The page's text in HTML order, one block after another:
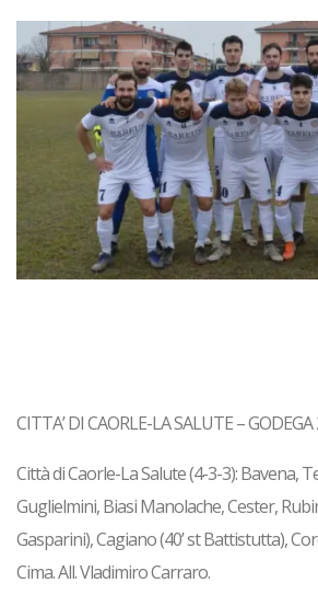
CITTA’ DI CAORLE-LA SALUTE – GODEGA
Città di Caorle-La Salute (4-3-3): Bavena,
Guglielmini, Biasi Manolache, Cester,
Gasparini), Cagiano (40’ st Battistutta),
Cima. All. Vladimiro Carraro.